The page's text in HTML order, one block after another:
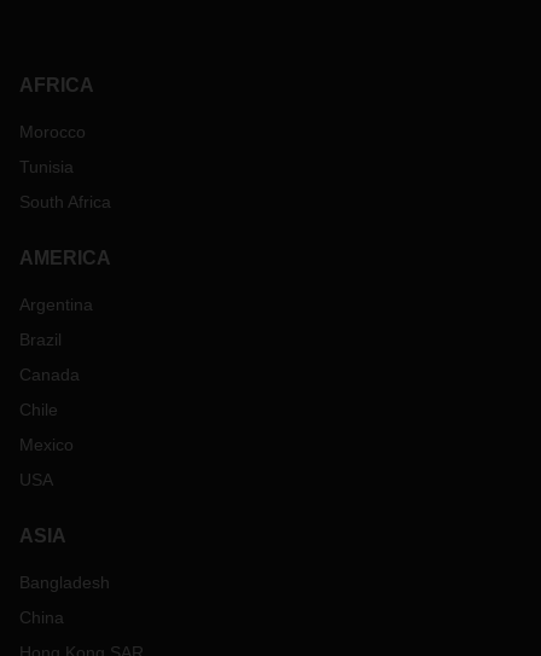
AFRICA
Morocco
Tunisia
South Africa
AMERICA
Argentina
Brazil
Canada
Chile
Mexico
USA
ASIA
Bangladesh
China